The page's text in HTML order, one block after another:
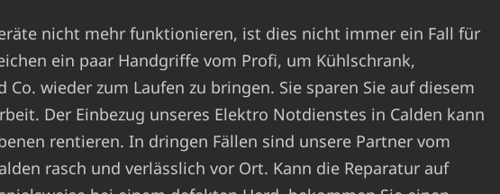
nicht mehr funktionieren, ist dies nicht immer ein Fall für
ein paar Handgriffe vom Profi, um Kühlschrank,
Co. wieder zum Laufen zu bringen. Sie sparen Sie auf diesem
Der Einbezug unseres Elektro Notdienstes in Calden kann
rentieren. In dringen Fällen sind unsere Partner vom
rasch und verlässlich vor Ort. Kann die Reparatur auf